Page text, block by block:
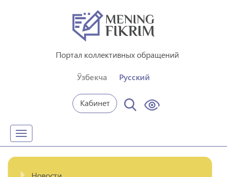
Портал коллективных обращений
Ўзбекча Русский
Кабинет
Toggle
navigation